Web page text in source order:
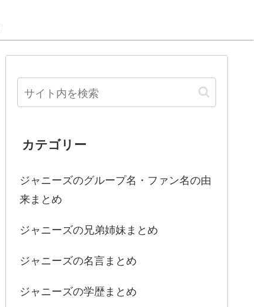
カテゴリー
ジャニーズのグループ名・ファン名の由
来まとめ
ジャニーズの兄弟姉妹まとめ
ジャニーズの名言まとめ
ジャニーズの学歴まとめ